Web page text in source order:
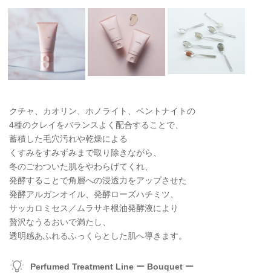
クチャ、カオリン、ホノライト、ベントナイトの
4種のクレイをバランスよく配合することで、
蓄積した毛穴汚れや乾燥による
くすみをすみずみまで取り除きながら、
冬のごわついた肌をやわらげてくれ、
発酵することで角層への浸透力をアップさせた
発酵アルガンオイル、発酵ローズハチミツ、
サッカロミセス／ムラサキ根油発酵液により
贅沢なうるおいで満たし、
透明感あふれるふっくらとした肌へ導きます。
Perfumed Treatment Line ー Bouquet ー